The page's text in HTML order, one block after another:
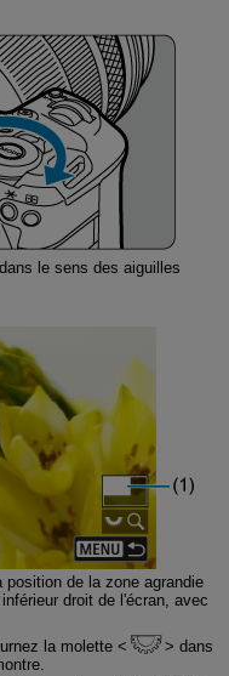
dans le sens des aiguilles
position de la zone agrandie
droit de l'écran, avec
la molette
dans